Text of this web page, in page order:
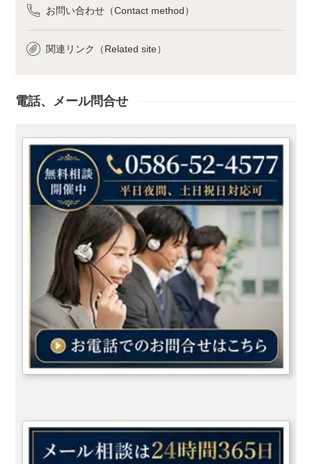
可能です。また、日本で生まれた方の両親の一方が日本生まれという
を有する人。 （国籍法6条3号）10年以上の長期滞在者について
滞在者は1年以上の就労期間で帰化申請が可能です。（国籍法第6条3
能力要件が短縮されます。１．日本人と結婚している外国人で、引き
続き3年以上日本に住所または居所を有し、現在も日本に住んでいる
人。（国籍法7条前段）例えば、就労ビザで日本に3年間在留してい
る外国人が日本人と結婚した場合、その時点で帰化申請が可能です。
結婚後3年間待つ必要はありません。２．日本人と結婚しいる外国人
で、結婚の日から3年を経過し、引き続き1年以上日本に住んでいる
人。（国籍法7条後段）海外で日本人と結婚した場合です。例えば、
海外での結婚生活を2年経過した後、日本での生活を1年経過すれば
帰化申請が可能です。住居要件・能力要件・生計要件の緩和以下の条
件に当てはまる場合、住居要件・能力要件・生計要件が短縮・免除さ
れます１．日本国民の子（養子を除く）で、日本に住んでいる人。
（国籍法8条1号）父または母が先に帰化し、後から子供が帰化申請
する場合が当てはまります。日本国民の子というのは、父母の一方が
日本国民であれば良いということです。18歳未満の子の帰化18歳未
満の子供は単独では帰化申請は出来ませんが、父母と一緒ならば帰化
申請が可能です。これはその父母の帰化が認められた時点で、その子
た時に本国法により未成年であることが必要。（国籍法8条2号）外
国人が未成年の子供を連れて日本人と再婚し、その未成年の子供（連
れ子）が日本人の養子となった場合が当てはまります。ただし、成年
お問い合わせ（Contact method）
関連リンク（Related site）
電話、メール問合せ